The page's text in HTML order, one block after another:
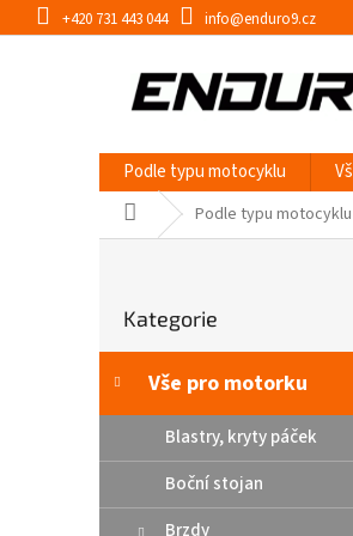
na
+420 731 443 044 info@enduro9.cz
Podle typu motocyklu
Domů Podle typu motocyklu
r
n
í
a
kategorie
Kategorie
Vše pro motorku
Blastry, kryty páček
Boční stojan
Brzdy